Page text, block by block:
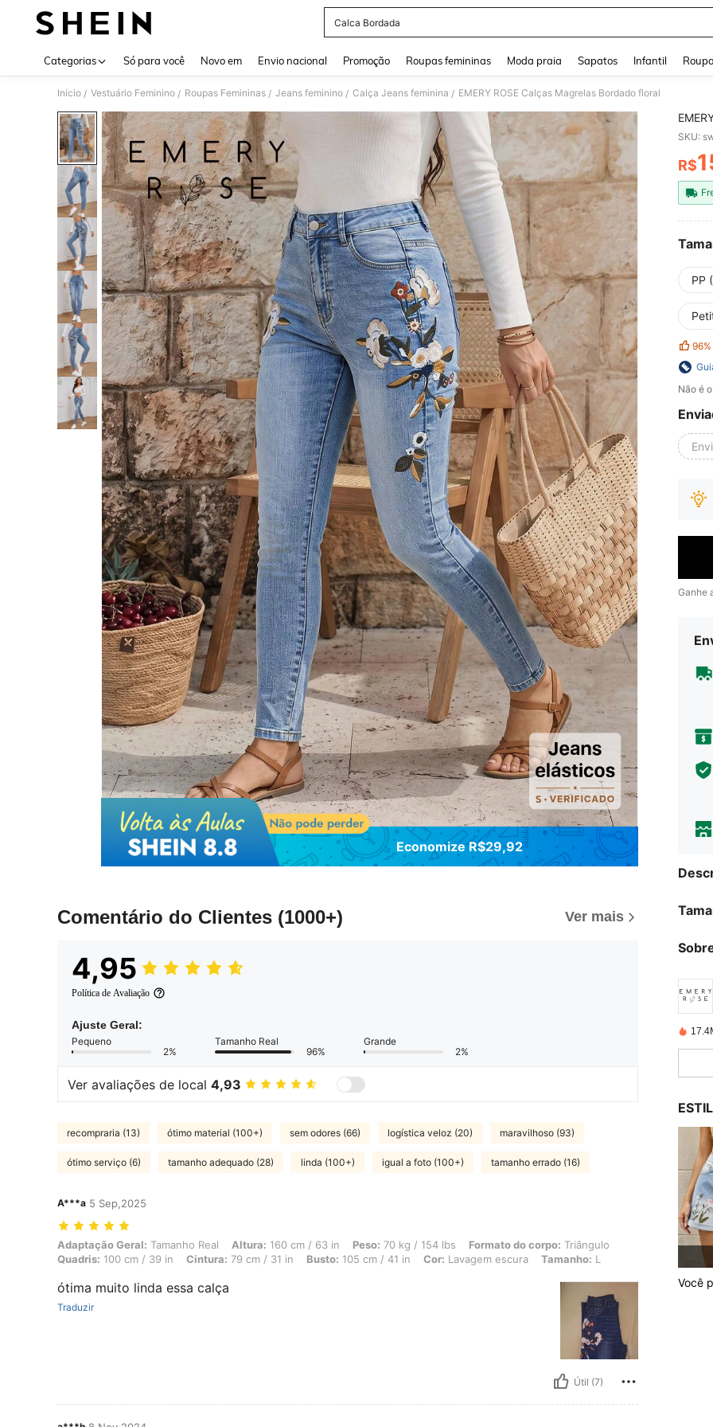
Calca Bordada
Categorias Só para você Novo em Envio nacional Promoção Roupas femininas Moda praia Sapatos Infantil
Início / Vestuário Feminino / Roupas Femininas / Jeans feminino / Calça Jeans feminina / EMERY ROSE Calças Magrelas Bordado floral
Economize R$29,92
Comentário do Clientes (1000+) Ver mais
4,95
Política de Avaliação
Ajuste Geral:
Pequeno
2%
Tamanho Real
96%
Grande
2%
Ver avaliações de local 4,93
recompraria (13) ótimo material (100+) sem odores (66) logística veloz (20) maravilhoso (93)
ótimo serviço (6) tamanho adequado (28) linda (100+) igual a foto (100+) tamanho errado (16)
A***a 5 Sep,2025
Adaptação Geral: Tamanho Real, Altura: 160 cm / 63 in, Peso: 70 kg / 154 lbs, Formato do corpo: Triângulo, Quadris: 100 cm / 39 in, Cintura: 79 cm
Adaptação Geral: Tamanho Real Altura: 160 cm / 63 in Peso: 70 kg / 154 lbs Formato do corpo: Triângulo
Quadris: 100 cm / 39 in Cintura: 79 cm / 31 in Busto: 105 cm / 41 in Cor: Lavagem escura Tamanho: L
ótima muito linda essa calça
Traduzir
Útil (7)
SKU:
R$
PP
96%
Não é
Ganhe
Você